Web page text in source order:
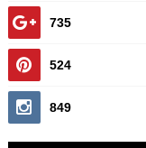
735
524
849